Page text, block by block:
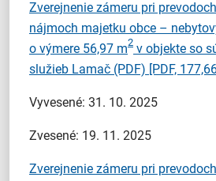
Zverejnenie zámeru pri
nájmoch majetku obce –
o výmere 56,97 m2 v objekte so
služieb Lamač (PDF) [PDF,
Vyvesené: 31. 10. 2025
Zvesené: 19. 11. 2025
Zverejnenie zámeru pri